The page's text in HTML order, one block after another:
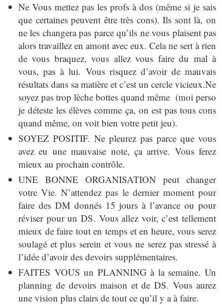
Ne Vous mettez pas les profs à dos (même si je sais
que certaines peuvent être très cons). Ils sont là, on
ne les changera pas parce qu’ils ne vous plaisent pas
alors travaillez en amont avec eux. Cela ne sert à rien
de vous braquez, vous allez vous faire du mal à
vous, pas à lui. Vous risquez d’avoir de mauvais
résultats dans sa matière et c’est un cercle vicieux.Ne
soyez pas trop lèche bottes quand même (moi perso
je déteste les élèves comme ça, on est pas tous cons
quand même, on voit bien votre petit jeu).
SOYEZ POSITIF. Ne pleurez pas parce que vous
avez eu une mauvaise note, ça arrive. Vous ferez
mieux au prochain contrôle.
UNE BONNE ORGANISATION peut changer
votre Vie. N’attendez pas le dernier moment pour
faire des DM donnés 15 jours à l’avance ou pour
réviser pour un DS. Vous allez voir, c’est tellement
mieux de faire tout en temps et en heure, vous serez
soulagé et plus serein et vous ne serez pas stressé à
l’idée d’avoir des devoirs supplémentaires.
FAITES VOUS un PLANNING à la semaine. Un
planning de devoirs maison et de DS. Vous aurez
une vision plus clairs de tout ce qu’il y a à faire.